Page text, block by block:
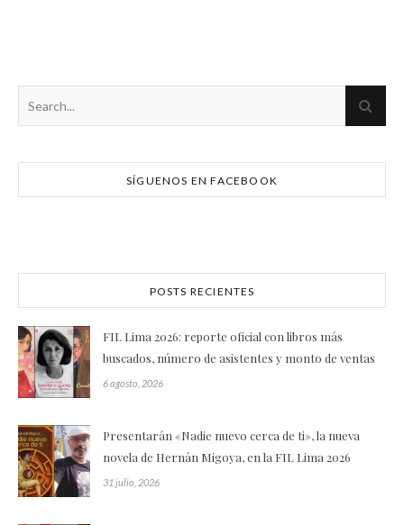
SÍGUENOS EN FACEBOOK
POSTS RECIENTES
FIL Lima 2026: reporte oficial con libros más
buscados, número de asistentes y monto de ventas
6 agosto, 2026
Presentarán «Nadie nuevo cerca de ti», la nueva
novela de Hernán Migoya, en la FIL Lima 2026
31 julio, 2026